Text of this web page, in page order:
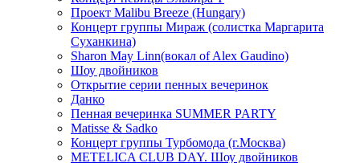
Проект Malibu Breeze (Hungary)
Концерт группы Мираж (солистка Маргарита
Суханкина)
Sharon May Linn(вокал of Alex Gaudino)
Шоу двойников
Открытие серии пенных вечеринок
Данко
Пенная вечеринка SUMMER PARTY
Matisse & Sadko
Концерт группы Турбомода (г.Москва)
METELICA CLUB DAY. Шоу двойников